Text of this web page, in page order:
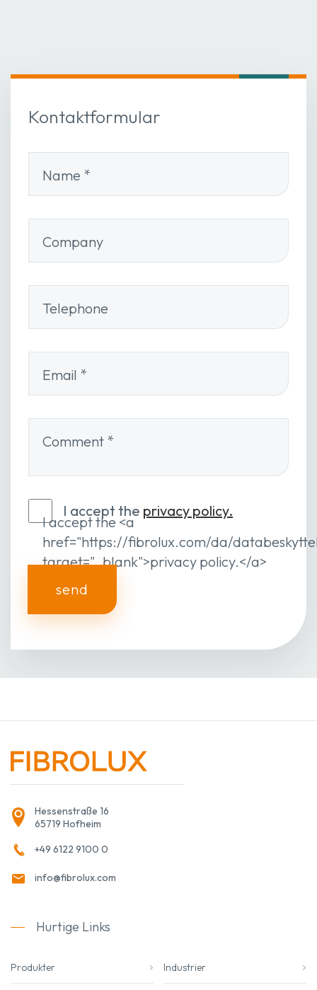
Kontaktformular
Name *
Company
Telephone
Email *
Comment *
I accept the <a
href="https://fibrolux.com/da/
target="_blank">privacy policy.</a>
I accept the privacy policy.
send
Hessenstraße 16
65719 Hofheim
+49 6122 9100 0
info@fibrolux.com
Hurtige Links
Produkter Industrier